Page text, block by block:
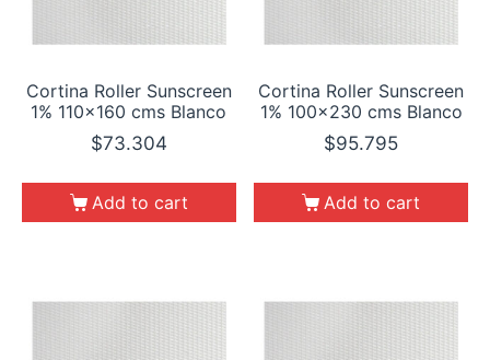
Cortina Roller Sunscreen
1% 110×160 cms Blanco
$73.304
Add to cart
Cortina Roller Sunscreen
1% 100×230 cms Blanco
$95.795
Add to cart